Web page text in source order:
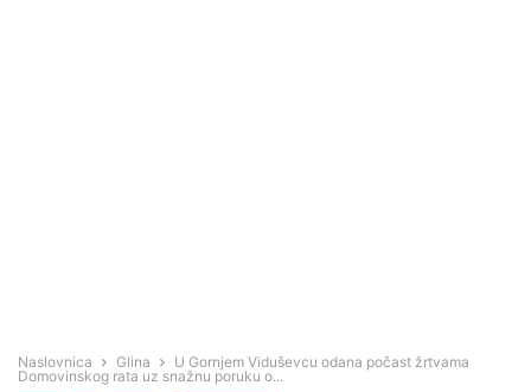
Naslovnica Glina
U Gornjem Viduševcu odana počast žrtvama
Domovinskog rata uz snažnu poruku o...